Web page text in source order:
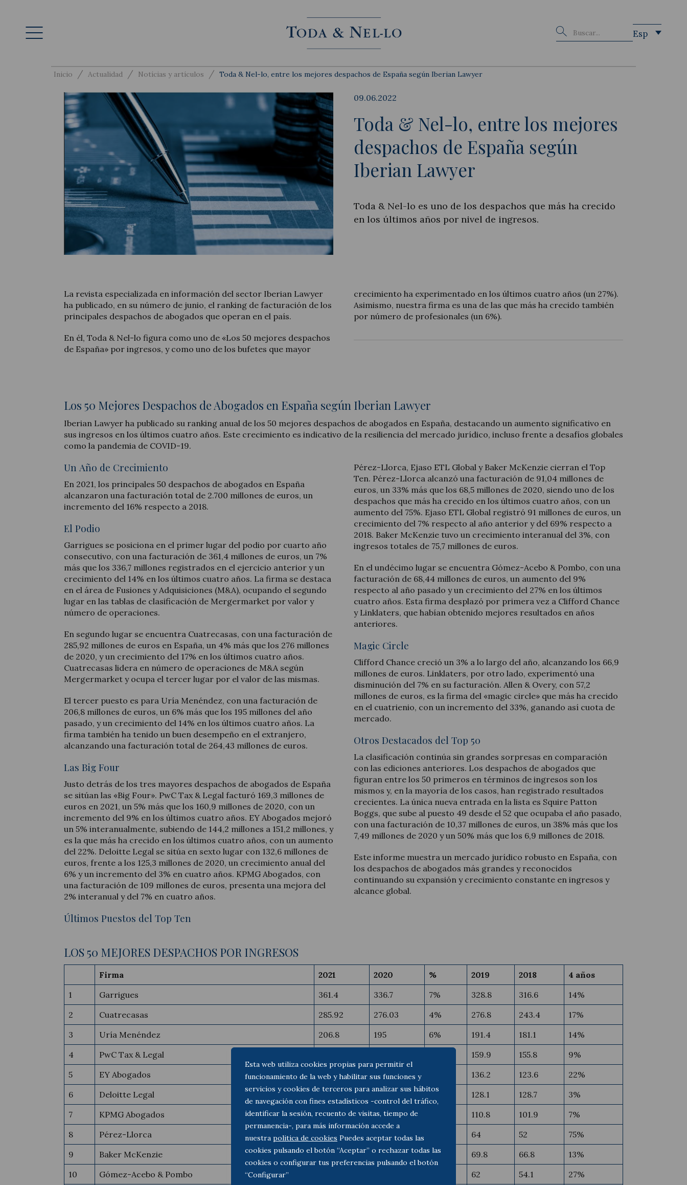
Esta web utiliza cookies propias para permitir el
funcionamiento de la web y habilitar sus funciones y
servicios y cookies de terceros para analizar sus hábitos
de navegación con fines estadísticos -control del tráfico,
identificar la sesión, recuento de visitas, tiempo de
permanencia-, para más información accede a
nuestra politica de cookies Puedes aceptar todas las
cookies pulsando el botón “Aceptar” o rechazar todas las
cookies o configurar tus preferencias pulsando el botón
“Configurar”
Actualidad jurídica
Notícias y artículos
Buscar Esp
Inicio / Actualidad / Notícias y artículos / Toda & Nel-lo, entre los mejores despachos de España según Iberian Lawyer
09.06.2022
Toda & Nel-lo, entre los mejores
despachos de España según
Iberian Lawyer
Toda & Nel-lo es uno de los despachos que más ha crecido
en los últimos años por nivel de ingresos.
La revista especializada en información del sector Iberian Lawyer
ha publicado, en su número de junio, el ranking de facturación de los
principales despachos de abogados que operan en el país.
En él, Toda & Nel-lo figura como uno de «Los 50 mejores despachos
de España» por ingresos, y como uno de los bufetes que mayor
crecimiento ha experimentado en los últimos cuatro años (un 27%).
Asimismo, nuestra firma es una de las que más ha crecido también
por número de profesionales (un 6%).
Los 50 Mejores Despachos de Abogados en España según Iberian Lawyer
Iberian Lawyer ha publicado su ranking anual de los 50 mejores despachos de abogados en España, destacando un aumento significativo en
sus ingresos en los últimos cuatro años. Este crecimiento es indicativo de la resiliencia del mercado jurídico, incluso frente a desafíos globales
como la pandemia de COVID-19.
Un Año de Crecimiento
En 2021, los principales 50 despachos de abogados en España
alcanzaron una facturación total de 2.700 millones de euros, un
incremento del 16% respecto a 2018.
El Podio
Garrigues se posiciona en el primer lugar del podio por cuarto año
consecutivo, con una facturación de 361,4 millones de euros, un 7%
más que los 336,7 millones registrados en el ejercicio anterior y un
crecimiento del 14% en los últimos cuatro años. La firma se destaca
en el área de Fusiones y Adquisiciones (M&A), ocupando el segundo
lugar en las tablas de clasificación de Mergermarket por valor y
número de operaciones.
En segundo lugar se encuentra Cuatrecasas, con una facturación de
285,92 millones de euros en España, un 4% más que los 276 millones
de 2020, y un crecimiento del 17% en los últimos cuatro años.
Cuatrecasas lidera en número de operaciones de M&A según
Mergermarket y ocupa el tercer lugar por el valor de las mismas.
El tercer puesto es para Uría Menéndez, con una facturación de
206,8 millones de euros, un 6% más que los 195 millones del año
pasado, y un crecimiento del 14% en los últimos cuatro años. La
firma también ha tenido un buen desempeño en el extranjero,
alcanzando una facturación total de 264,43 millones de euros.
Las Big Four
Justo detrás de los tres mayores despachos de abogados de España
se sitúan las «Big Four». PwC Tax & Legal facturó 169,3 millones de
euros en 2021, un 5% más que los 160,9 millones de 2020, con un
incremento del 9% en los últimos cuatro años. EY Abogados mejoró
un 5% interanualmente, subiendo de 144,2 millones a 151,2 millones, y
es la que más ha crecido en los últimos cuatro años, con un aumento
del 22%. Deloitte Legal se sitúa en sexto lugar con 132,6 millones de
euros, frente a los 125,3 millones de 2020, un crecimiento anual del
6% y un incremento del 3% en cuatro años. KPMG Abogados, con
una facturación de 109 millones de euros, presenta una mejora del
2% interanual y del 7% en cuatro años.
Últimos Puestos del Top Ten
Pérez-Llorca, Ejaso ETL Global y Baker McKenzie cierran el Top
Ten. Pérez-Llorca alcanzó una facturación de 91,04 millones de
euros, un 33% más que los 68,5 millones de 2020, siendo uno de los
despachos que más ha crecido en los últimos cuatro años, con un
aumento del 75%. Ejaso ETL Global registró 91 millones de euros, un
crecimiento del 7% respecto al año anterior y del 69% respecto a
2018. Baker McKenzie tuvo un crecimiento interanual del 3%, con
ingresos totales de 75,7 millones de euros.
En el undécimo lugar se encuentra Gómez-Acebo & Pombo, con una
facturación de 68,44 millones de euros, un aumento del 9%
respecto al año pasado y un crecimiento del 27% en los últimos
cuatro años. Esta firma desplazó por primera vez a Clifford Chance
y Linklaters, que habían obtenido mejores resultados en años
anteriores.
Magic Circle
Clifford Chance creció un 3% a lo largo del año, alcanzando los 66,9
millones de euros. Linklaters, por otro lado, experimentó una
disminución del 7% en su facturación. Allen & Overy, con 57,2
millones de euros, es la firma del «magic circle» que más ha crecido
en el cuatrienio, con un incremento del 33%, ganando así cuota de
mercado.
Otros Destacados del Top 50
La clasificación continúa sin grandes sorpresas en comparación
con las ediciones anteriores. Los despachos de abogados que
figuran entre los 50 primeros en términos de ingresos son los
mismos y, en la mayoría de los casos, han registrado resultados
crecientes. La única nueva entrada en la lista es Squire Patton
Boggs, que sube al puesto 49 desde el 52 que ocupaba el año pasado,
con una facturación de 10,37 millones de euros, un 38% más que los
7,49 millones de 2020 y un 50% más que los 6,9 millones de 2018.
Este informe muestra un mercado jurídico robusto en España, con
los despachos de abogados más grandes y reconocidos
continuando su expansión y crecimiento constante en ingresos y
alcance global.
LOS 50 MEJORES DESPACHOS POR INGRESOS
Firma 2021 2020 % 2019 2018
4 años
1
Garrigues 361.4 336.7 7% 328.8 316.6
14%
2
Cuatrecasas 285.92 276.03 4% 276.8 243.4
17%
3
Uría Menéndez 206.8 195 6% 191.4 181.1
14%
4
PwC Tax & Legal 159.9 155.8
9%
5
EY Abogados 151.2 144.2 136.2 123.6
22%
6
Deloitte Legal 132.62 125.19 6% 128.1 128.7
3%
7
KPMG Abogados 109 106.6 110.8 101.9
7%
8
Pérez-Llorca 91 68.5 64 52
75%
9
Baker McKenzie 75.72 73.23 3% 69.8 66.8
13%
10
Gómez-Acebo & Pombo 62 54.1
27%